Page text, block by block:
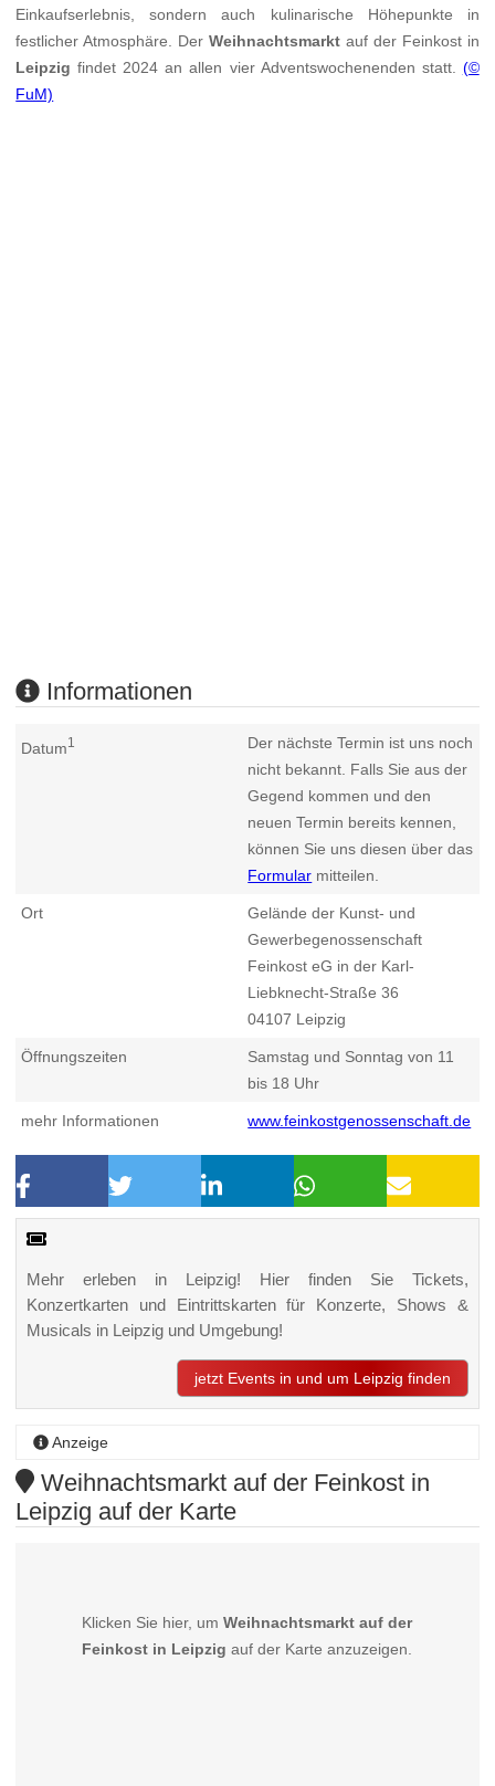
Einkaufserlebnis, sondern auch kulinarische Höhepunkte in
festlicher Atmosphäre. DerWeihnachtsmarkt auf der Feinkost in
Leipzig findet 2024 an allen vier Adventswochenenden statt. (©
FuM)
Informationen
Datum1
Der nächste Termin ist uns noch
nicht bekannt. Falls Sie aus der
Gegend kommen und den
neuen Termin bereits kennen,
können Sie uns diesen über das
Formular mitteilen.
Ort
Gelände der Kunst- und
Gewerbegenossenschaft
Feinkost eG in der Karl-
Liebknecht-Straße 36
04107 Leipzig
Öffnungszeiten
Samstag und Sonntag von 11
bis 18 Uhr
mehr Informationen www.feinkostgenossenschaft.de
Mehr erleben in Leipzig! Hier finden Sie Tickets,
Konzertkarten und Eintrittskarten für Konzerte, Shows &
Musicals in Leipzig und Umgebung!
jetzt Events in und um Leipzig finden
Anzeige
Weihnachtsmarkt auf der Feinkost in
Leipzig auf der Karte
Klicken Sie hier, umWeihnachtsmarkt auf der
Feinkost in Leipzig auf der Karte anzuzeigen.